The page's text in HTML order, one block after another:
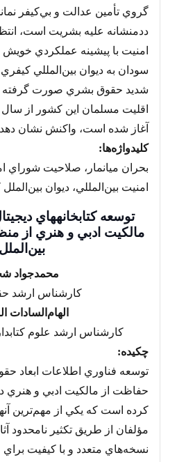
گروي تأمين عدالت و بي‌کيفر
ددمنشانه عليه بشريت است،
امنيت با پيشينه عملكردي
سودان به ديوان بين‌المللي
شديد حقوق بشري صورت گرفته
آغاز شده است، واكنش نشان
کليدواژه‌ها:
بحران ميانمار، صلاحيت
امنيت بين‌المللي، ديوان
توسعه کتابخانه‏هاي
مالکيت ادبي و هنري از
بين‌الملل
محمدجواد
کارشناس ارشد
الهام‌السادات
کارشناس ارشد علوم
چکيده:
توسعه فناوري اطلاعات ابعاد
حفاظت از مالکيت ادبي و
کرده است که يکي از مهم‌ترين
مؤلفان از طريق تکثير نامحدود
نسخه‌هاي متعدد و با کيفيت براي